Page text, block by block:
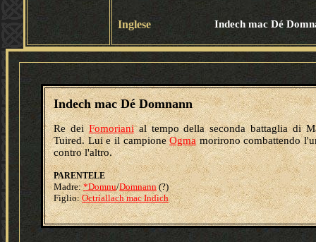
Inglese Indech mac Dé
Indech mac Dé Domnann
Re deiFomorianial tempo della seconda battaglia di
Tuired. Lui e il campioneOgmamorirono combattendo
contro l'altro.
PARENTELE
Madre:*Domnu/Domnann(?)
Figlio:Octríallach mac Indich